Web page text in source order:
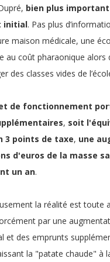
bien plus
initial. Pas plus
maison médicale, une
au coût pharaonique alors
des classes vides de
de fonctionnement
, soit
3 points de taxe, une
d'euros de la masse
un an.
la réalité est toute
par une
et des emprunts
la "patate chaude" à